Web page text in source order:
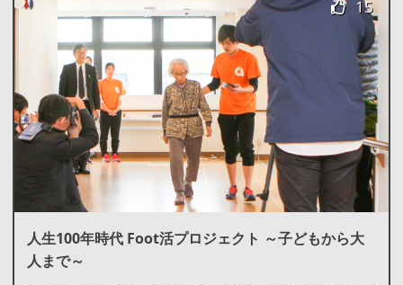
15
人生100年時代 Foot活プロジェクト ～子どもから大
人まで～